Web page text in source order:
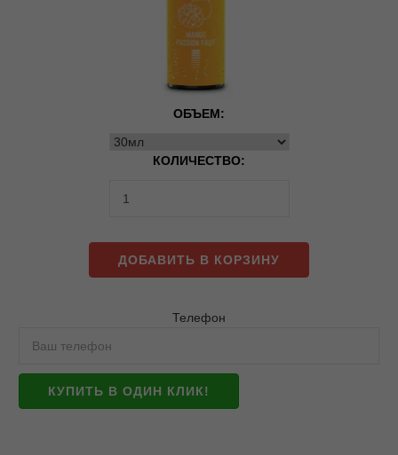
ОБЪЕМ:
КОЛИЧЕСТВО:
ДОБАВИТЬ В КОРЗИНУ
Телефон
КУПИТЬ В ОДИН КЛИК!